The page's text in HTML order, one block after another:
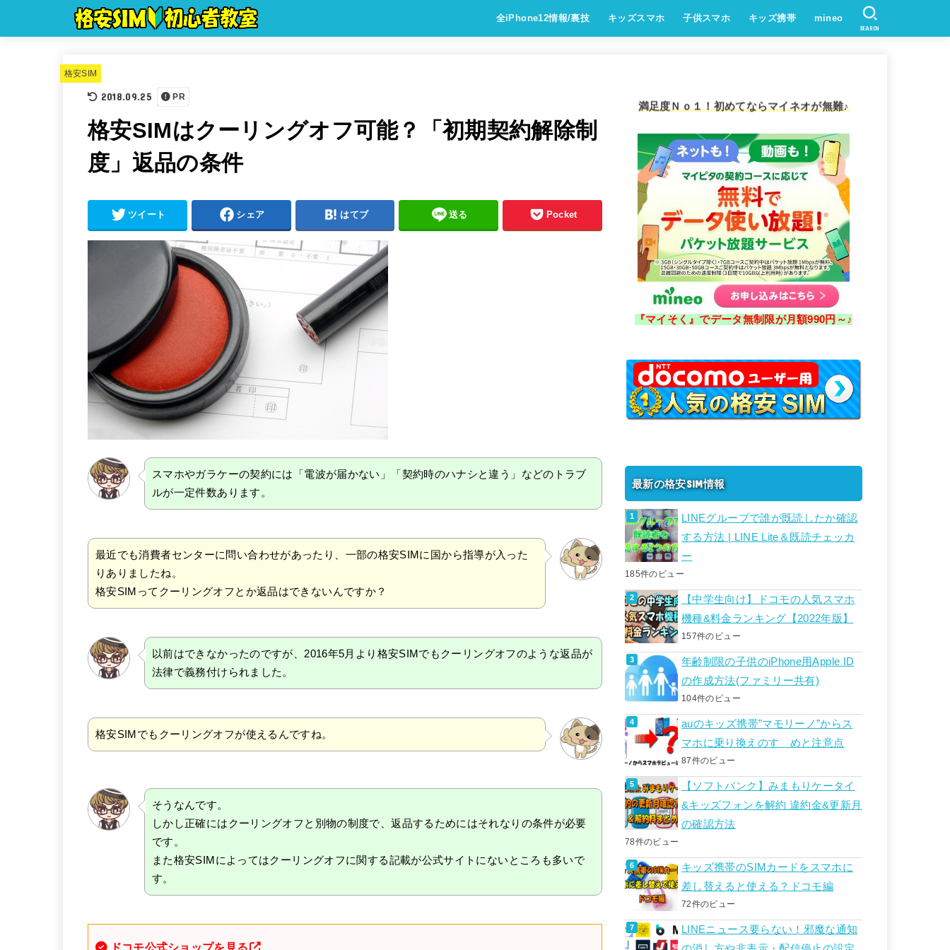
全iPhone12情報/裏技 キッズスマホ 子供スマホ キッズ携帯 mineo
SEARCH
格安SIM
2018.09.25 PR
格安SIMはクーリングオフ可能？「初期契約解除制
度」返品の条件
ツイート シェア はてブ 送る Pocket
スマホやガラケーの契約には「電波が届かない」「契約時のハナシと違う」などのトラブ
ルが一定件数あります。
最近でも消費者センターに問い合わせがあったり、一部の格安SIMに国から指導が入った
りありましたね。
格安SIMってクーリングオフとか返品はできないんですか？
以前はできなかったのですが、2016年5月より格安SIMでもクーリングオフのような返品が
法律で義務付けられました。
格安SIMでもクーリングオフが使えるんですね。
そうなんです。
しかし正確にはクーリングオフと別物の制度で、返品するためにはそれなりの条件が必要
です。
また格安SIMによってはクーリングオフに関する記載が公式サイトにないところも多いで
す。
ドコモ公式ショップを見る
満足度Ｎｏ１！初めてならマイネオが無難♪
『マイそく』でデータ無制限が月額990円～♪
最新の格安SIM情報
LINEグループで誰が既読したか確認
する方法 | LINE Lite＆既読チェッカ
ー
185件のビュー
【中学生向け】ドコモの人気スマホ
機種&料金ランキング【2022年版】
157件のビュー
年齢制限の子供のiPhone用Apple ID
の作成方法(ファミリー共有)
104件のビュー
auのキッズ携帯”マモリーノ”からス
マホに乗り換えのすゝめと注意点
87件のビュー
【ソフトバンク】みまもりケータイ
&キッズフォンを解約 違約金&更新月
の確認方法
78件のビュー
キッズ携帯のSIMカードをスマホに
差し替えると使える？ドコモ編
72件のビュー
LINEニュース要らない！邪魔な通知